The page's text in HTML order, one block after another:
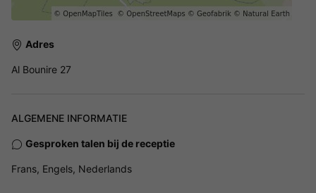
Adres
Al Bounire 27
ALGEMENE INFORMATIE
Gesproken talen bij de receptie
Frans, Engels, Nederlands